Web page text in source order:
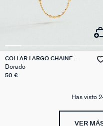
COLLAR LARGO CHAÎNE
BOULE
Dorado
50 €
Has visto
VER